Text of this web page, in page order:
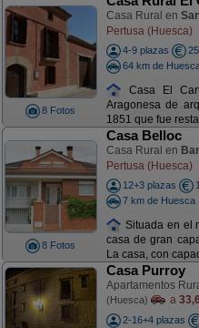
8 Fotos
Casa Rural en
Pertusa (Huesca)
4-9 plazas
64 km de
Casa El
Aragonesa de
1851 que fue
8 Fotos
Casa Belloc
Casa Rural en
Pertusa (Huesca)
12+3 plazas
7 km de Huesca
Situada en el
casa de gran
La casa, con
Casa Purroy
Apartamentos
(Huesca) a
2-16+4 plazas